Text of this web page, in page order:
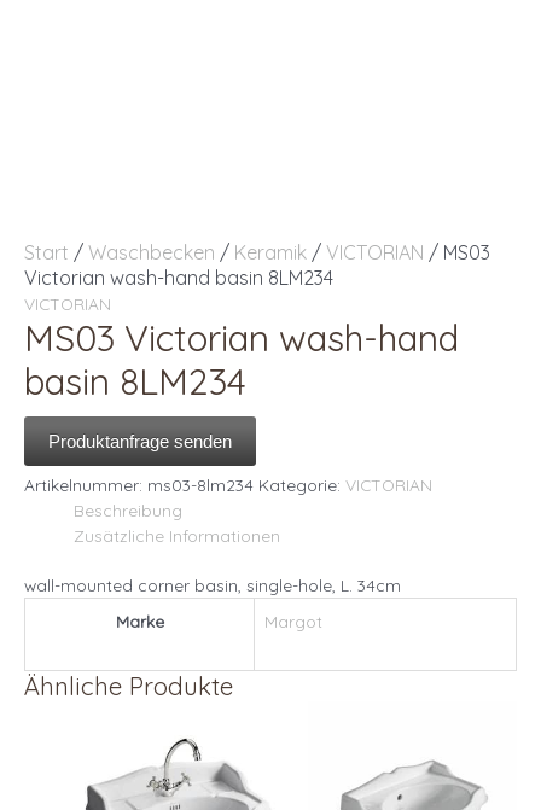
Start / Waschbecken / Keramik / VICTORIAN / MS03
Victorian wash-hand basin 8LM234
VICTORIAN
MS03 Victorian wash-hand
basin 8LM234
Produktanfrage senden
Artikelnummer: ms03-8lm234 Kategorie: VICTORIAN
Beschreibung
Zusätzliche Informationen
wall-mounted corner basin, single-hole, L. 34cm
Marke
Margot
Ähnliche Produkte